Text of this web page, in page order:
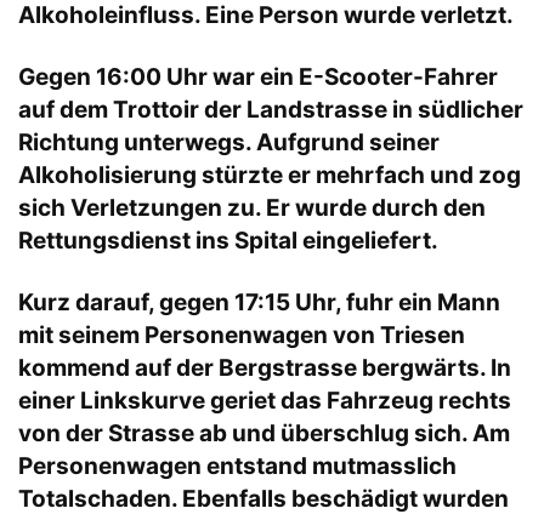
Alkoholeinfluss. Eine Person wurde verletzt.
Gegen 16:00 Uhr war ein E-Scooter-Fahrer
auf dem Trottoir der Landstrasse in südlicher
Richtung unterwegs. Aufgrund seiner
Alkoholisierung stürzte er mehrfach und zog
sich Verletzungen zu. Er wurde durch den
Rettungsdienst ins Spital eingeliefert.
Kurz darauf, gegen 17:15 Uhr, fuhr ein Mann
mit seinem Personenwagen von Triesen
kommend auf der Bergstrasse bergwärts. In
einer Linkskurve geriet das Fahrzeug rechts
von der Strasse ab und überschlug sich. Am
Personenwagen entstand mutmasslich
Totalschaden. Ebenfalls beschädigt wurden